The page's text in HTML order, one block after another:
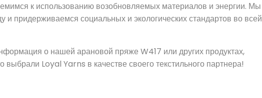
к использованию возобновляемых материалов и энергии. Мы
придерживаемся социальных и экологических стандартов во всей
о нашей арановой пряже W417 или других продуктах,
Loyal Yarns в качестве своего текстильного партнера!